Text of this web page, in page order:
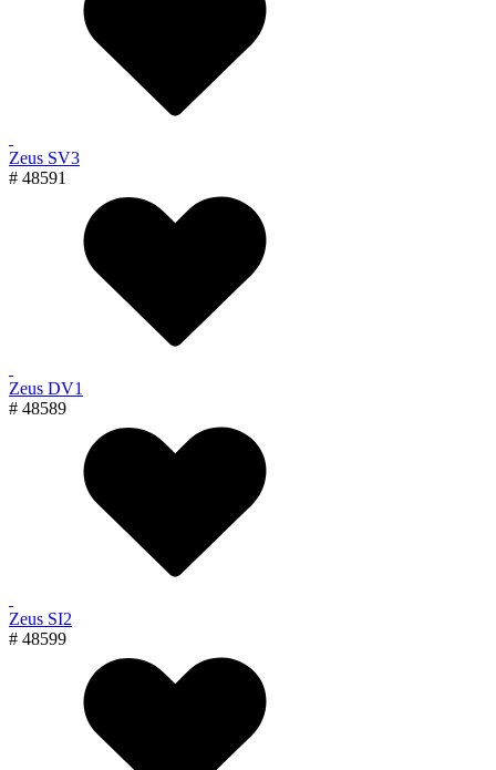
Zeus SV3
# 48591
Zeus DV1
# 48589
Zeus SI2
# 48599